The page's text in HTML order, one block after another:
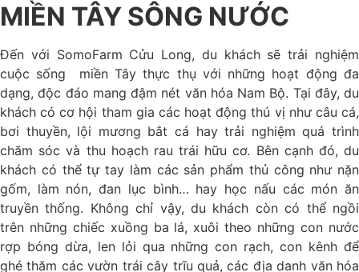
MIỀN TÂY SÔNG NƯỚC
Đến với SomoFarm Cửu Long, du khách sẽ trải nghiệm
cuộc sống miền Tây thực thụ với những hoạt động đa
dạng, độc đáo mang đậm nét văn hóa Nam Bộ. Tại đây, du
khách có cơ hội tham gia các hoạt động thú vị như câu cá,
bơi thuyền, lội mương bắt cá hay trải nghiệm quá trình
chăm sóc và thu hoạch rau trái hữu cơ. Bên cạnh đó, du
khách có thể tự tay làm các sản phẩm thủ công như nặn
gốm, làm nón, đan lục bình… hay học nấu các món ăn
truyền thống. Không chỉ vậy, du khách còn có thể ngồi
trên những chiếc xuồng ba lá, xuôi theo những con nước
rợp bóng dừa, len lỏi qua những con rạch, con kênh để
ghé thăm các vườn trái cây trĩu quả, các địa danh văn hóa